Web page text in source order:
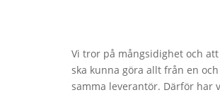
Vi tror på mångsidighet och
ska kunna göra allt från en och
samma leverantör. Därför har